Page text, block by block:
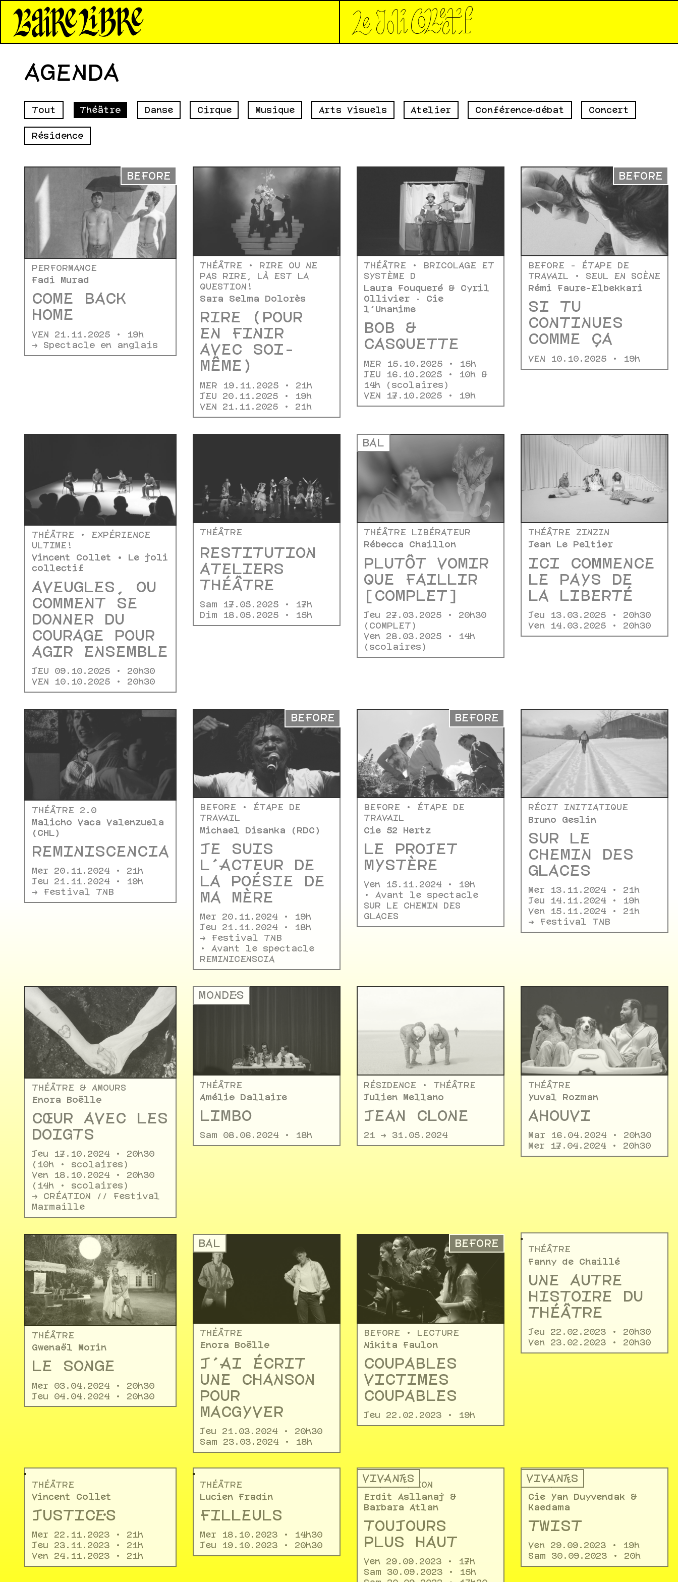
*Aire Libre* *Le joli collectif*
AGENDA
Tout Théâtre Danse Cirque Musique Arts Visuels Atelier Conférence‑débat Concert
Résidence
BEFORE
PERFORMANCE
Fadi Murad
COME BACK
HOME
VEN 21.11.2025 • 19h
-> Spectacle en anglais
THÉÂTRE • RIRE OU NE
PAS RIRE, LÀ EST LA
QUESTION!
Sara Selma Dolorès
RIRE (POUR
EN FINIR
AVEC SOI-
MÊME)
MER 19.11.2025 • 21h
JEU 20.11.2025 • 19h
VEN 21.11.2025 • 21h
THÉÂTRE • BRICOLAGE ET
SYSTÈME D
Laura Fouqueré & Cyril
Ollivier · Cie
l'Unanime
BOB &
CASQUETTE
MER 15.10.2025 • 15h
JEU 16.10.2025 • 10h &
14h (scolaires)
VEN 17.10.2025 • 19h
BEFORE
BEFORE - ÉTAPE DE
TRAVAIL • SEUL EN SCÈNE
Rémi Faure-Elbekkari
SI TU
CONTINUES
COMME ÇA
VEN 10.10.2025 • 19h
THÉÂTRE • EXPÉRIENCE
ULTIME !
Vincent Collet • Le joli
collectif
AVEUGLES, OU
COMMENT SE
DONNER DU
COURAGE POUR
AGIR ENSEMBLE
JEU 09.10.2025 • 20h30
VEN 10.10.2025 • 20h30
THÉÂTRE
RESTITUTION
ATELIERS
THÉÂTRE
Sam 17.05.2025 • 17h
Dim 18.05.2025 • 15h
BAL
THÉÂTRE LIBÉRATEUR
Rébecca Chaillon
PLUTÔT VOMIR
QUE FAILLIR
[COMPLET]
Jeu 27.03.2025 • 20h30
(COMPLET)
Ven 28.03.2025 • 14h
(scolaires)
THÉÂTRE ZINZIN
Jean Le Peltier
ICI COMMENCE
LE PAYS DE
LA LIBERTÉ
Jeu 13.03.2025 • 20h30
Ven 14.03.2025 • 20h30
THÉÂTRE 2.0
Malicho Vaca Valenzuela
(CHL)
REMINISCENCIA
Mer 20.11.2024 • 21h
Jeu 21.11.2024 • 19h
-> Festival TNB
BEFORE
BEFORE • ÉTAPE DE
TRAVAIL
Michael Disanka (RDC)
JE SUIS
L’ACTEUR DE
LA POÉSIE DE
MA MÈRE
Mer 20.11.2024 • 19h
Jeu 21.11.2024 • 18h
-> Festival TNB
• Avant le spectacle
REMINICENSCIA
BEFORE
BEFORE • ÉTAPE DE
TRAVAIL
Cie 52 Hertz
LE PROJET
MYSTÈRE
Ven 15.11.2024 • 19h
• Avant le spectacle
SUR LE CHEMIN DES
GLACES
RÉCIT INITIATIQUE
Bruno Geslin
SUR LE
CHEMIN DES
GLACES
Mer 13.11.2024 • 21h
Jeu 14.11.2024 • 19h
Ven 15.11.2024 • 21h
-> Festival TNB
THÉÂTRE & AMOURS
Enora Boëlle
CŒUR AVEC LES
DOIGTS
Jeu 17.10.2024 • 20h30
(10h • scolaires)
Ven 18.10.2024 • 20h30
(14h • scolaires)
-> CRÉATION // Festival
Marmaille
MONDE·S
THÉÂTRE
Amélie Dallaire
LIMBO
Sam 08.06.2024 • 18h
RÉSIDENCE • THÉÂTRE
Julien Mellano
JEAN CLONE
21 -> 31.05.2024
THÉÂTRE
Yuval Rozman
AHOUVI
Mar 16.04.2024 • 20h30
Mer 17.04.2024 • 20h30
THÉÂTRE
Gwenaël Morin
LE SONGE
Mer 03.04.2024 • 20h30
Jeu 04.04.2024 • 20h30
BAL
THÉÂTRE
Enora Boëlle
J’AI ÉCRIT
UNE CHANSON
POUR
MACGYVER
Jeu 21.03.2024 • 20h30
Sam 23.03.2024 • 18h
BEFORE
BEFORE • LECTURE
Nikita Faulon
COUPABLES
VICTIMES
COUPABLES
Jeu 22.02.2023 • 19h
THÉÂTRE
Fanny de Chaillé
UNE AUTRE
HISTOIRE DU
THÉÂTRE
Jeu 22.02.2023 • 20h30
Ven 23.02.2023 • 20h30
THÉÂTRE
Vincent Collet
JUSTICE·S
Mer 22.11.2023 • 21h
Jeu 23.11.2023 • 21h
Ven 24.11.2023 • 21h
THÉÂTRE
Lucien Fradin
FILLEULS
Mer 18.10.2023 • 14h30
Jeu 19.10.2023 • 20h30
VIVANT·ES
DÉAMBULATION
Erdit Asllanaj &
Barbara Atlan
TOUJOURS
PLUS HAUT
Ven 29.09.2023 • 17h
Sam 30.09.2023 • 15h
VIVANT·ES
THÉÂTRE
Cie Yan Duyvendak &
Kaedama
TWIST
Ven 29.09.2023 • 19h
Sam 30.09.2023 • 20h